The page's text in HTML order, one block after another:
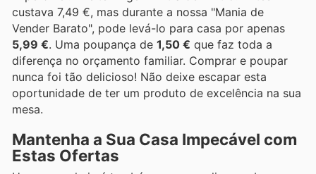
custava 7,49 €, mas durante a nossa "Mania de
Vender Barato", pode levá-lo para casa por apenas
5,99 €. Uma poupança de 1,50 € que faz toda a
diferença no orçamento familiar. Comprar e poupar
nunca foi tão delicioso! Não deixe escapar esta
oportunidade de ter um produto de excelência na sua
mesa.
Mantenha a Sua Casa Impecável com
Estas Ofertas